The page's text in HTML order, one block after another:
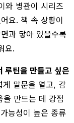
와 병관이 시리즈
요. 책 속 상황이
과 닿아 있을수록
요.
루틴을 만들고 싶은
게 말문을 열고, 감
을 만드는 데 강점
능성이 높은 종류